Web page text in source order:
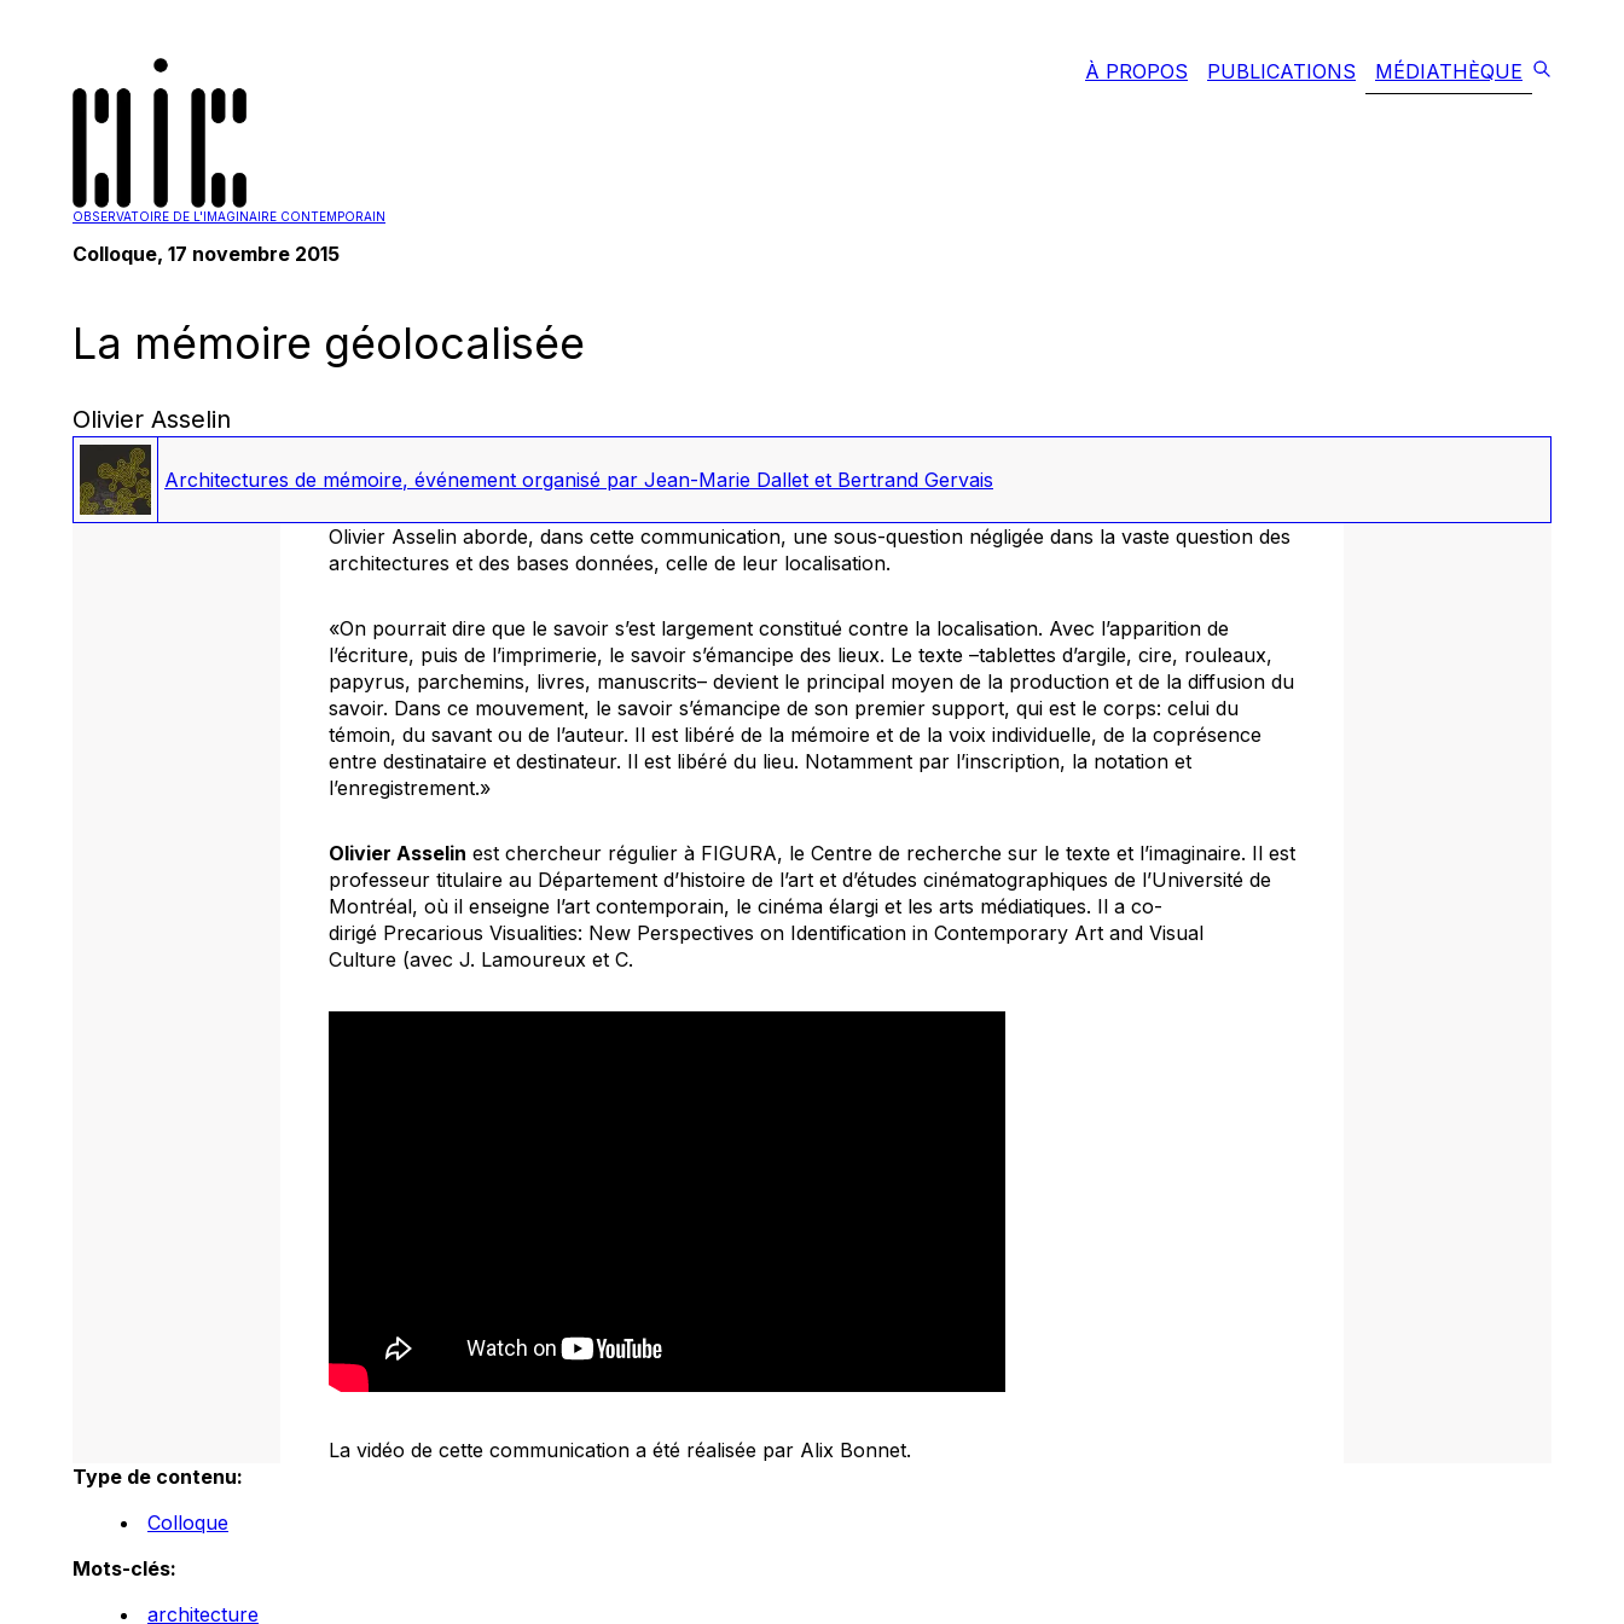
OBSERVATOIRE DE L'IMAGINAIRE CONTEMPORAIN
À PROPOS PUBLICATIONS MÉDIATHÈQUE
Colloque, 17 novembre 2015
La mémoire géolocalisée
Olivier Asselin
Architectures de mémoire, événement organisé par Jean-Marie Dallet et Bertrand Gervais
Olivier Asselin aborde, dans cette communication, une sous-question négligée dans la vaste question des
architectures et des bases données, celle de leur localisation.
«On pourrait dire que le savoir s’est largement constitué contre la localisation. Avec l’apparition de
l’écriture, puis de l’imprimerie, le savoir s’émancipe des lieux. Le texte –tablettes d’argile, cire, rouleaux,
papyrus, parchemins, livres, manuscrits– devient le principal moyen de la production et de la diffusion du
savoir. Dans ce mouvement, le savoir s’émancipe de son premier support, qui est le corps: celui du
témoin, du savant ou de l’auteur. Il est libéré de la mémoire et de la voix individuelle, de la coprésence
entre destinataire et destinateur. Il est libéré du lieu. Notamment par l’inscription, la notation et
l’enregistrement.»
Olivier Asselin est chercheur régulier à FIGURA, le Centre de recherche sur le texte et l’imaginaire. Il est
professeur titulaire au Département d’histoire de l’art et d’études cinématographiques de l’Université de
Montréal, où il enseigne l’art contemporain, le cinéma élargi et les arts médiatiques. Il a co-
dirigé Precarious Visualities: New Perspectives on Identification in Contemporary Art and Visual
Culture (avec J. Lamoureux et C.
La vidéo de cette communication a été réalisée par Alix Bonnet.
Type de contenu:
Colloque
Mots-clés:
architecture